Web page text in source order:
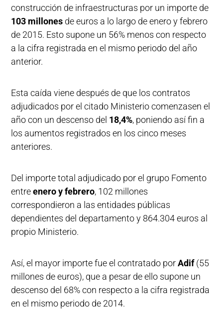
construcción de infraestructuras por un importe de
103 millones de euros a lo largo de enero y febrero
de 2015. Esto supone un 56% menos con respecto
a la cifra registrada en el mismo periodo del año
anterior.
Esta caída viene después de que los contratos
adjudicados por el citado Ministerio comenzasen el
año con un descenso del 18,4%, poniendo así fin a
los aumentos registrados en los cinco meses
anteriores.
Del importe total adjudicado por el grupo Fomento
entreenero y febrero, 102 millones
correspondieron a las entidades públicas
dependientes del departamento y 864.304 euros al
propio Ministerio.
Así, el mayor importe fue el contratado porAdif(55
millones de euros), que a pesar de ello supone un
descenso del 68% con respecto a la cifra registrada
en el mismo periodo de 2014.